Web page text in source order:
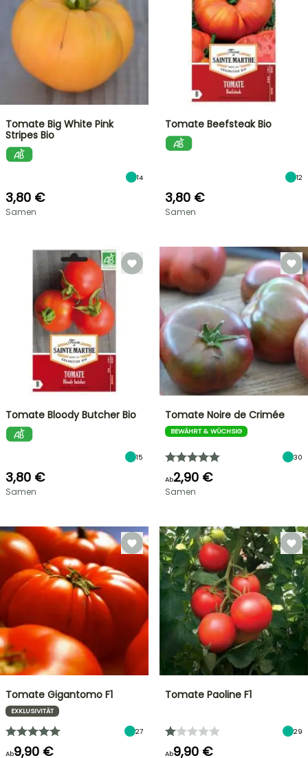
Tomate Big White Pink
Stripes Bio
14
3,80 €
Samen
Tomate Beefsteak Bio
12
3,80 €
Samen
Tomate Bloody Butcher Bio
15
3,80 €
Samen
Tomate Noire de Crimée
BEWÄHRT & WÜCHSIG
30
Ab2,90 €
Samen
Tomate Gigantomo F1
EXKLUSIVITÄT
27
Ab9,90 €
Tomate Paoline F1
29
Ab9,90 €